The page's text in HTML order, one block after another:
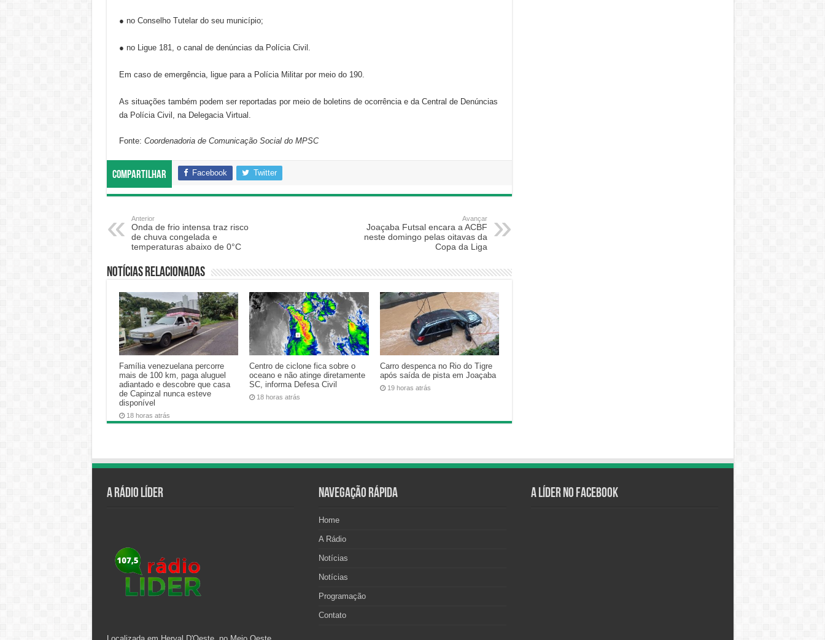
● no Conselho Tutelar do seu município;
● no Ligue 181, o canal de denúncias da Polícia Civil.
Em caso de emergência, ligue para a Polícia Militar por meio do 190.
As situações também podem ser reportadas por meio de boletins de ocorrência e da Central de Denúncias
da Polícia Civil, na Delegacia Virtual.
Fonte: Coordenadoria de Comunicação Social do MPSC
Compartilhar Facebook Twitter
Anterior
Onda de frio intensa traz risco
de chuva congelada e
temperaturas abaixo de 0°C
Avançar
Joaçaba Futsal encara a ACBF
neste domingo pelas oitavas da
Copa da Liga
Notícias relacionadas
Família venezuelana percorre
mais de 100 km, paga aluguel
adiantado e descobre que casa
de Capinzal nunca esteve
disponível
18 horas atrás
Centro de ciclone fica sobre o
oceano e não atinge diretamente
SC, informa Defesa Civil
18 horas atrás
Carro despenca no Rio do Tigre
após saída de pista em Joaçaba
19 horas atrás
A Rádio Líder Navegação Rápida
Home
A Rádio
Notícias
Notícias
Programação
Contato
A Líder no Facebook